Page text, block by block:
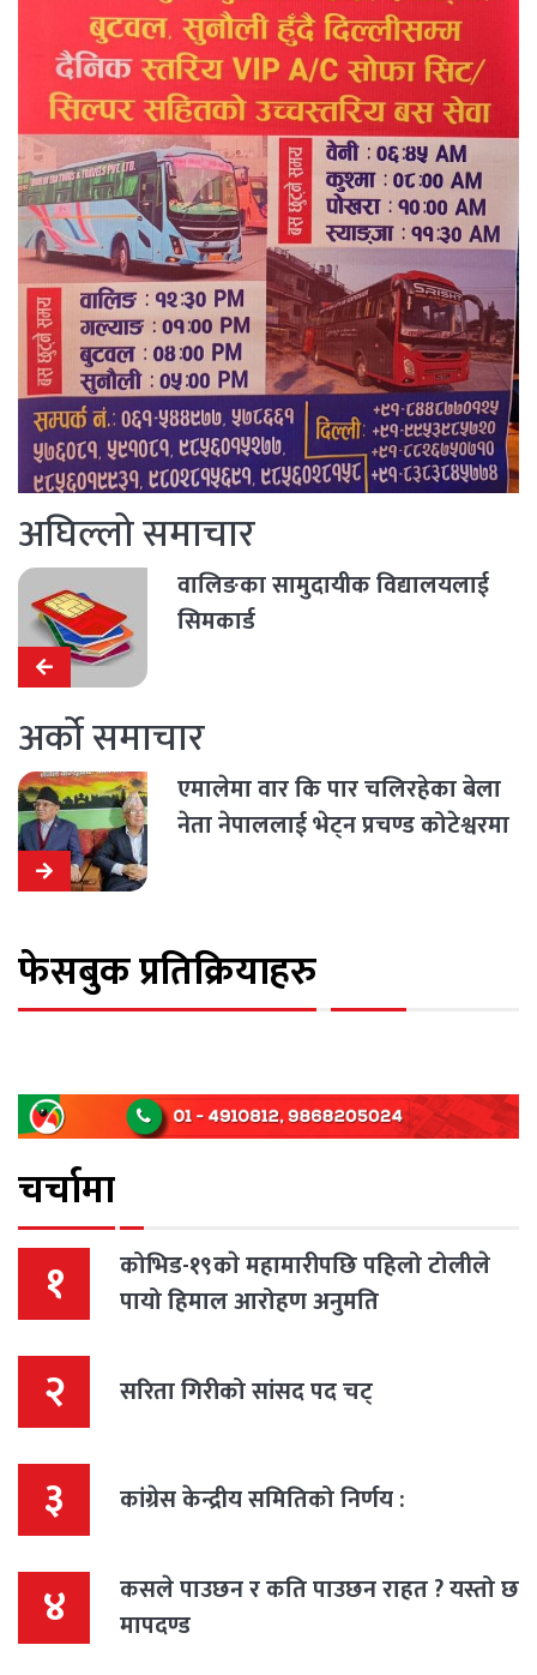
अघिल्लो समाचार
वालिङका सामुदायीक विद्यालयलाई
सिमकार्ड
अर्को समाचार
एमालेमा वार कि पार चलिरहेका बेला
नेता नेपाललाई भेट्न प्रचण्ड कोटेश्वरमा
फेसबुक प्रतिक्रियाहरु
चर्चामा
१
कोभिड-१९काे महामारीपछि पहिलो टोलीले
पायो हिमाल आरोहण अनुमति
२ सरिता गिरीको सांसद पद चट्
३ कांग्रेस केन्द्रीय समितिको निर्णय :
४
कसले पाउछन र कति पाउछन राहत ? यस्तो छ
मापदण्ड